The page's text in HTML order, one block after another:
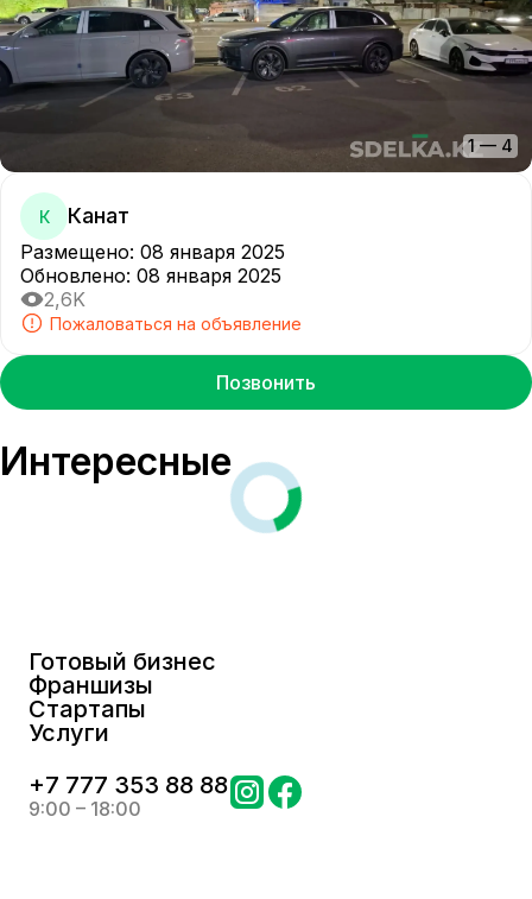
1 — 4
К Канат
Размещено: 08 января 2025
Обновлено: 08 января 2025
2,6K
Пожаловаться на объявление
Позвонить
Интересные
Готовый бизнес
Франшизы
Стартапы
Услуги
+7 777 353 88 88
9:00 – 18:00